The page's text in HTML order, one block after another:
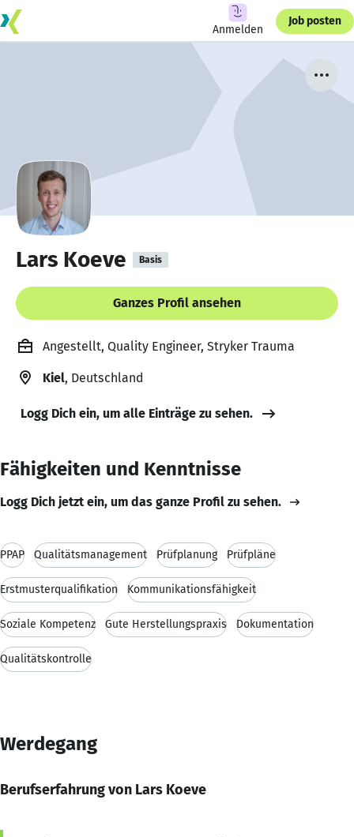
Anmelden
Job posten
Lars Koeve Basis
Ganzes Profil ansehen
Angestellt, Quality Engineer, Stryker Trauma
Kiel, Deutschland
Logg Dich ein, um alle Einträge zu sehen.
Fähigkeiten und Kenntnisse
Logg Dich jetzt ein, um das ganze Profil zu sehen.
PPAP Qualitätsmanagement Prüfplanung Prüfpläne
Erstmusterqualifikation Kommunikationsfähigkeit
Soziale Kompetenz Gute Herstellungspraxis Dokumentation
Qualitätskontrolle
Werdegang
Berufserfahrung von Lars Koeve